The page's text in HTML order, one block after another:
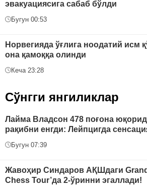
эвакуациясига сабаб бўлди
Бугун 00:53
Норвегияда ўғлига ноодатий исм
она қамоққа олинди
Кеча 23:28
Сўнгги янгиликлар
Лайма Владсон 478 поғона
рақибни енгди: Лейпцигда
Бугун 07:39
Жавоҳир Синдаров АҚШдаги Grand
Chess Tour’да 2-ўринни эгаллади!